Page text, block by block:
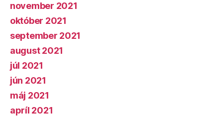
november 2021
október 2021
september 2021
august 2021
júl 2021
jún 2021
máj 2021
apríl 2021